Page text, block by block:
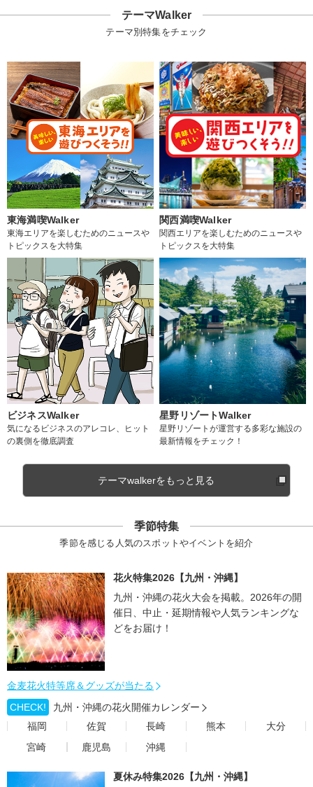
テーマWalker
テーマ別特集をチェック
東海満喫Walker
東海エリアを楽しむためのニュースや
トピックスを大特集
関西満喫Walker
関西エリアを楽しむためのニュースや
トピックスを大特集
ビジネスWalker
気になるビジネスのアレコレ、ヒット
の裏側を徹底調査
星野リゾートWalker
星野リゾートが運営する多彩な施設の
最新情報をチェック！
テーマwalkerをもっと見る
季節特集
季節を感じる人気のスポットやイベントを紹介
花火特集2026【九州・沖縄】
九州・沖縄の花火大会を掲載。2026年の開
催日、中止・延期情報や人気ランキングな
どをお届け！
金麦花火特等席＆グッズが当たる
CHECK!
九州・沖縄の花火開催カレンダー
福岡
佐賀 長崎 熊本
大分
宮崎
鹿児島 沖縄
夏休み特集2026【九州・沖縄】